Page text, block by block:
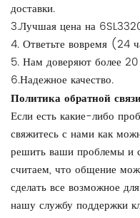
доставки.
3.Лучшая цена на
4. Ответьте вовремя (24
5. Нам доверяют более 20
6.Надежное качество.
Политика обратной
Если есть какие-либо
свяжитесь с нами как
решить ваши проблемы и
считаем, что общение
сделать все возможное
нашу службу поддержки